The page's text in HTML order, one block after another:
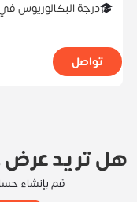
درجة البكالوريوس
تواصل
هل تريد عرض
قم بإنشاء